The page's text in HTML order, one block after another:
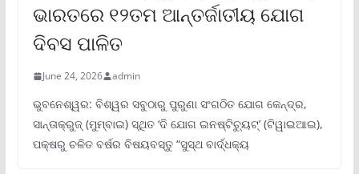
ଭାରତରେ ୧୨ତମ ଆନ୍ତର୍ଜାତୀୟ ଯୋଗ
ଦିବସ ପାଳିତ
June 24, 2026 admin
ଭୁବନେଶ୍ୱର: ବିଶ୍ୱର ସବୁଠାରୁ ପୁରୁଣା ସଂଗଠିତ ଯୋଗ କେନ୍ଦ୍ର,
ସାନ୍ତାକ୍ରୁଜ୍ (ମୁମ୍ବାଇ) ସ୍ଥିତ ‘ଦି ଯୋଗ ଇନଷ୍ଟିଚ୍ୟୁଟ୍‌’ (ଟିୱାଇଆଇ),
ପକ୍ଷରୁ ଚଳିତ ବର୍ଷର ବିଷୟବସ୍ତୁ “ସୁସ୍ଥ ବାର୍ଦ୍ଧକ୍ୟ